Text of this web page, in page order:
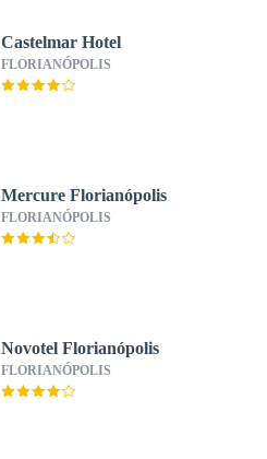
Castelmar Hotel
FLORIANÓPOLIS
Mercure Florianópolis
FLORIANÓPOLIS
Novotel Florianópolis
FLORIANÓPOLIS